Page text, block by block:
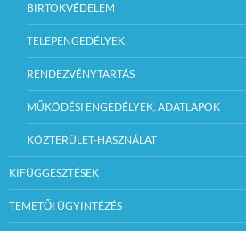
BIRTOKVÉDELEM
TELEPENGEDÉLYEK
RENDEZVÉNYTARTÁS
MŰKÖDÉSI ENGEDÉLYEK, ADATLAPOK
KÖZTERÜLET-HASZNÁLAT
KIFÜGGESZTÉSEK
TEMETŐI ÜGYINTÉZÉS